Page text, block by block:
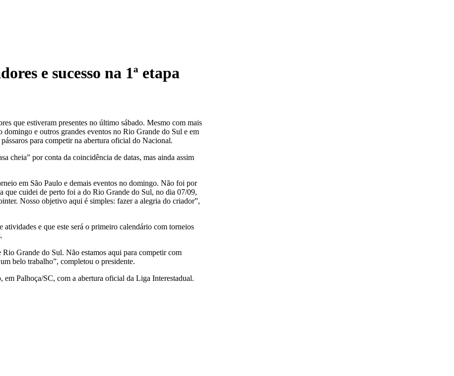
e sucesso na 1ª etapa
que estiveram presentes no último sábado. Mesmo com mais
domingo e outros grandes eventos no Rio Grande do Sul e em
para competir na abertura oficial do Nacional.
cheia” por conta da coincidência de datas, mas ainda assim
em São Paulo e demais eventos no domingo. Não foi por
que cuidei de perto foi a do Rio Grande do Sul, no dia 07/09,
Nosso objetivo aqui é simples: fazer a alegria do criador”,
atividades e que este será o primeiro calendário com torneios
Grande do Sul. Não estamos aqui para competir com
belo trabalho”, completou o presidente.
Palhoça/SC, com a abertura oficial da Liga Interestadual.